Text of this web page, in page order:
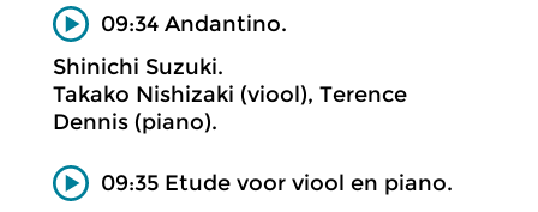
09:34 Andantino.
Shinichi Suzuki.
Takako Nishizaki (viool), Terence
Dennis (piano).
09:35 Etude voor viool en piano.